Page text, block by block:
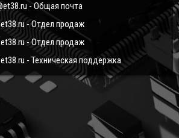
- Общая почта
- Отдел продаж
- Отдел продаж
- Техническая поддержка